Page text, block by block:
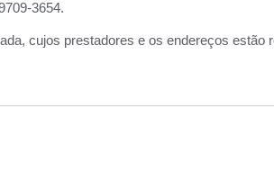
3654.
cujos prestadores e os endereços estão